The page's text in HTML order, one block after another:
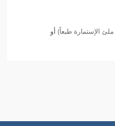
الإستمارة طبعاً) أو